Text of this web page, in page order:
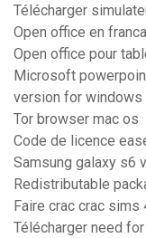
Télécharger
Open office en
Open office pour
Microsoft
version for windows
Tor browser mac os
Code de licence
Samsung galaxy s6
Redistributable
Faire crac crac sims
Télécharger need